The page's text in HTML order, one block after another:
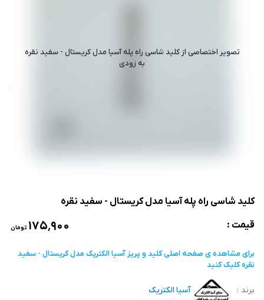
تصویر اختصاصی ازکلید شاسی راه پله آسیا مدل کریستال - سفید نقره
به زودی
کلید شاسی راه پله آسیا مدل کریستال - سفید نقره
قیمت :
۱۷۵٬۹۰۰ تومان
برای مشاهده ی صفحه اصلیکلید و پریز آسیا الکتریک مدل کریستال - سفید
نقرهکلیک کنید
برند : آسیا الکتریک